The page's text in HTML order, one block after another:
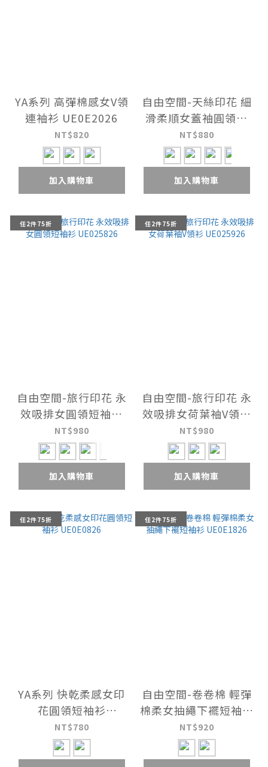
YA系列 高彈棉感女V領
連袖衫 UE0E2026
NT$820
加入購物車
自由空間-天絲印花 細
滑柔順女蓋袖圓領衫
UE021326
NT$880
加入購物車
任2件75折
自由空間-旅行印花 永
效吸排女圓領短袖衫
UE025826
NT$980
加入購物車
任2件75折
自由空間-旅行印花 永
效吸排女荷葉袖V領衫
UE025926
NT$980
加入購物車
任2件75折
YA系列 快乾柔感女印
花圓領短袖衫
UE0E0826
NT$780
任2件75折
自由空間-卷卷棉 輕彈
棉柔女抽繩下襬短袖衫
UE0E1826
NT$920